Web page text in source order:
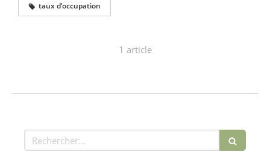
taux d’occupation
1 article
Rechercher